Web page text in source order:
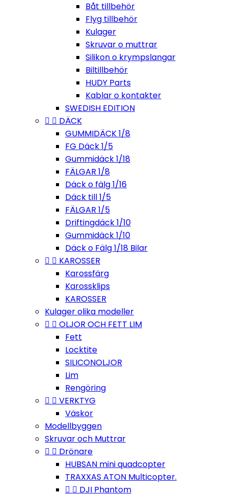
Båt tillbehör
Flyg tillbehör
Kulager
Skruvar o muttrar
Silikon o krympslangar
Biltillbehör
HUDY Parts
Kablar o kontakter
SWEDISH EDITION
  DÄCK
GUMMIDÄCK 1/8
FG Däck 1/5
Gummidäck 1/18
FÄLGAR 1/8
Däck o fälg 1/16
Däck till 1/5
FÄLGAR 1/5
Driftingdäck 1/10
Gummidäck 1/10
Däck o Fälg 1/18 Bilar
  KAROSSER
Karossfärg
Karossklips
KAROSSER
Kulager olika modeller
  OLJOR OCH FETT LIM
Fett
Locktite
SILICONOLJOR
Lim
Rengöring
  VERKTYG
Väskor
Modellbyggen
Skruvar och Muttrar
  Drönare
HUBSAN mini quadcopter
TRAXXAS ATON Multicopter.
  DJI Phantom